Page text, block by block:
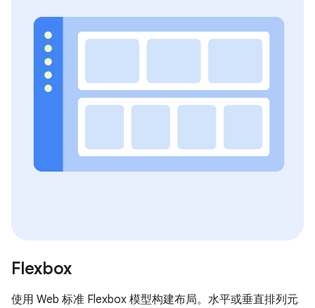
Flexbox
使用 Web 标准 Flexbox 模型构建布局。水平或垂直排列元